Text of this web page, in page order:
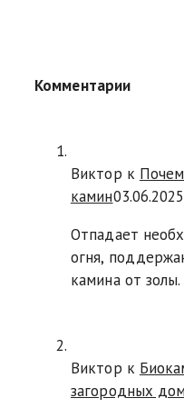
Комментарии
Виктор к
камин03.06.2025
Отпадает
огня,
камина от золы.
Виктор к
загородных